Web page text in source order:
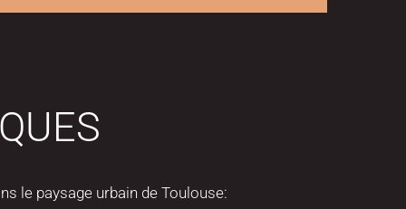
le paysage urbain de Toulouse: